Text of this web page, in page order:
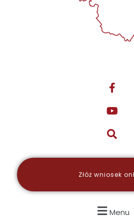
Złóż wniosek
Menu